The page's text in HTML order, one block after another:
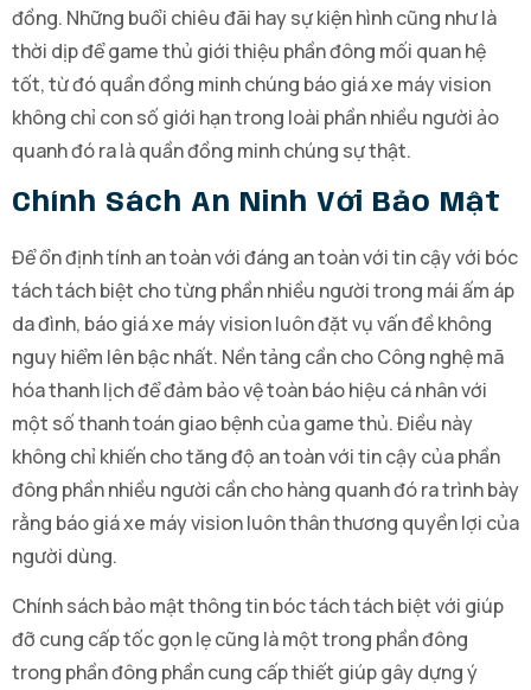
đồng. Những buổi chiêu đãi hay sự kiện hình cũng như là
thời dịp để game thủ giới thiệu phần đông mối quan hệ
tốt, từ đó quần đồng minh chúng báo giá xe máy vision
không chỉ con số giới hạn trong loài phần nhiều người ảo
quanh đó ra là quần đồng minh chúng sự thật.
Chính Sách An Ninh Với Bảo Mật
Để ổn định tính an toàn với đáng an toàn với tin cậy với bóc
tách tách biệt cho từng phần nhiều người trong mái ấm áp
da đình, báo giá xe máy vision luôn đặt vụ vấn đề không
nguy hiểm lên bậc nhất. Nền tảng cần cho Công nghệ mã
hóa thanh lịch để đảm bảo vệ toàn báo hiệu cá nhân với
một số thanh toán giao bệnh của game thủ. Điều này
không chỉ khiến cho tăng độ an toàn với tin cậy của phần
đông phần nhiều người cần cho hàng quanh đó ra trình bày
rằng báo giá xe máy vision luôn thân thương quyền lợi của
người dùng.
Chính sách bảo mật thông tin bóc tách tách biệt với giúp
đỡ cung cấp tốc gọn lẹ cũng là một trong phần đông
trong phần đông phần cung cấp thiết giúp gây dựng ý